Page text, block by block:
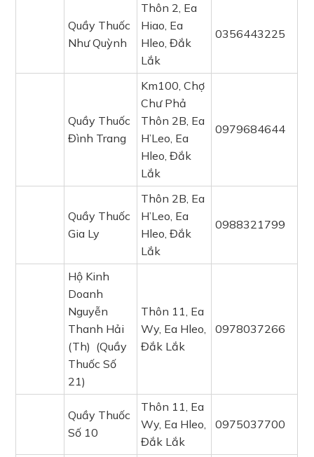
Quầy Thuốc
Như Quỳnh
Thôn 2, Ea
Hiao, Ea
Hleo, Đắk
Lắk
0356443225
Quầy Thuốc
Đình Trang
Km100, Chợ
Chư Phả
Thôn 2B, Ea
H’Leo, Ea
Hleo, Đắk
Lắk
0979684644
Quầy Thuốc
Gia Ly
Thôn 2B, Ea
H’Leo, Ea
Hleo, Đắk
Lắk
0988321799
Hộ Kinh
Doanh
Nguyễn
Thanh Hải
(Th) (Quầy
Thuốc Số
21)
Thôn 11, Ea
Wy, Ea Hleo,
Đắk Lắk
0978037266
Quầy Thuốc
Số 10
Thôn 11, Ea
Wy, Ea Hleo,
Đắk Lắk
0975037700